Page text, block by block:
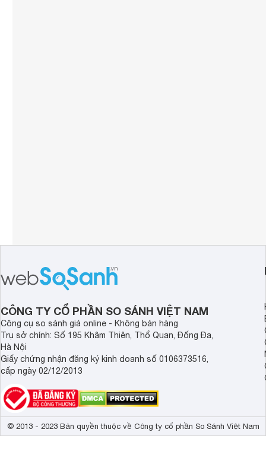
CÔNG TY CỔ PHẦN SO SÁNH VIỆT NAM
Công cụ so sánh giá online - Không bán hàng
Trụ sở chính: Số 195 Khâm Thiên, Thổ Quan, Đống Đa,
Hà Nội
Giấy chứng nhận đăng ký kinh doanh số 0106373516,
cấp ngày 02/12/2013
© 2013 - 2023 Bản quyền thuộc về Công ty cổ phần So Sánh Việt Nam